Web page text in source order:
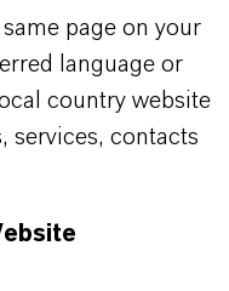
zur
die
die auf
page on your
language or
country website
services, contacts